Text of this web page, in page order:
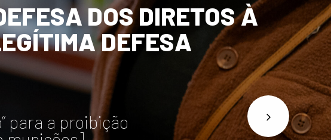
DOS DIRETOSÀ
DEFESA
para a proibição